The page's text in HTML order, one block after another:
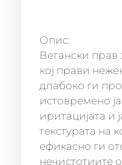
Опис:
Вегански
кој прави
длабоко ги
истовремено
иритацијата и
текстурата на
ефикасно ги
нечистотиите